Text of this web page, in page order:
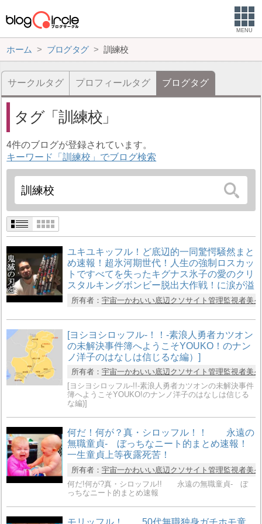
MENU
ホーム ブログタグ 訓練校
サークルタグ プロフィールタグ ブログタグ
タグ 訓練校
4件のブログが登録されています。
キーワード「訓練校」でブログ検索
ユキユキッフル！ど底辺的一同驚愕騒然まと
め速報！超氷河期世代！人生の強制ロスカッ
トですべてを失ったキグナス氷子の愛のクリ
スタルキングボンビー脱出大作戦！に涙が溢
所有者： 宇宙一かわいい底辺クソサイト管理監視者美
[ヨシヨシロッフル-！！-素浪人勇者カツオン
の未解決事件簿へようこそYOUKO！のナン
ノ洋子のはなしは信じるな編）]
所有者： 宇宙一かわいい底辺クソサイト管理監視者美
[ヨシヨシロッフル-!!-素浪人勇者カツオンの未解決事件
簿へようこそYOUKO!のナンノ洋子のはなしは信じる
な編)]
何だ！何が？真・シロッフル！！ 永遠の
無職童貞- ぼっちなニート的まとめ速報！
一生童貞上等夜露死苦！
所有者： 宇宙一かわいい底辺クソサイト管理監視者美
何だ!何が?真・シロッフル!! 永遠の無職童貞- ぼ
っちなニート的まとめ速報
モリッフル！ 50代無職独身ガチホモ童